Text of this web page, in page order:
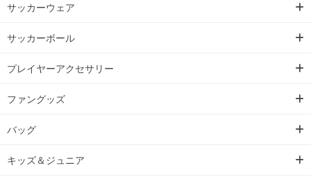
サッカーウェア
サッカーボール
プレイヤーアクセサリー
ファングッズ
バッグ
キッズ＆ジュニア